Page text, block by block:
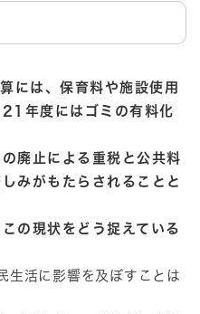
には、保育料や施設使用
年度にはゴミの有料化
廃止による重税と公共料
みがもたらされることと
の現状をどう捉えている
生活に影響を及ぼすことは